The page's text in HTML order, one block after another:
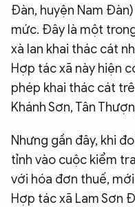
Đàn, huyện Nam
mức. Đây là một
xà lan khai thác cát
Hợp tác xã này hiện
phép khai thác cát
Khánh Sơn, Tân
Nhưng gần đây, khi
tỉnh vào cuộc kiểm
với hóa đơn thuế,
Hợp tác xã Lam Sơn